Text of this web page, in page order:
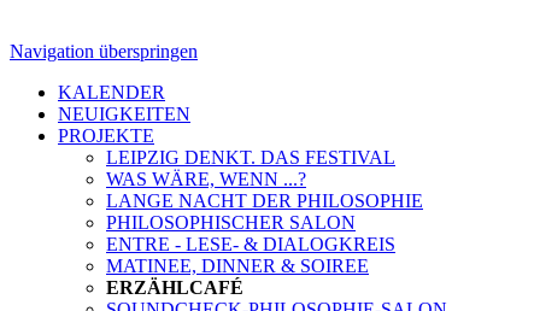
Navigation überspringen
KALENDER
NEUIGKEITEN
PROJEKTE
LEIPZIG DENKT. DAS FESTIVAL
WAS WÄRE, WENN ...?
LANGE NACHT DER PHILOSOPHIE
PHILOSOPHISCHER SALON
ENTRE - LESE- & DIALOGKREIS
MATINEE, DINNER & SOIREE
ERZÄHLCAFÉ